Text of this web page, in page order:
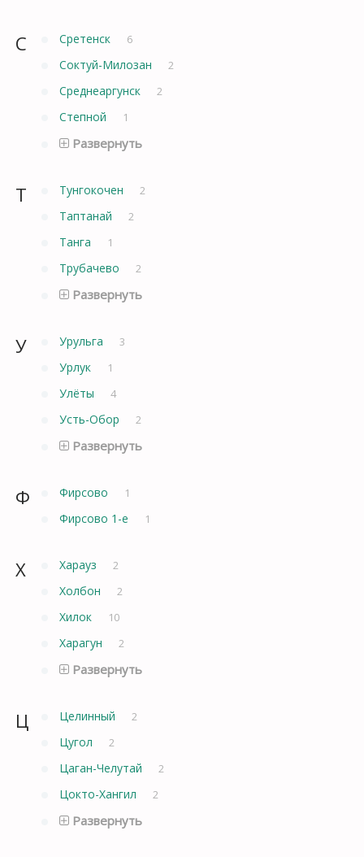
С Сретенск 6
Соктуй-Милозан 2
Среднеаргунск 2
Степной 1
Развернуть
Т Тунгокочен 2
Таптанай 2
Танга 1
Трубачево 2
Развернуть
У Урульга 3
Урлук 1
Улёты 4
Усть-Обор 2
Развернуть
Ф Фирсово 1
Фирсово 1-е 1
Х Харауз 2
Холбон 2
Хилок 10
Харагун 2
Развернуть
Ц Целинный 2
Цугол 2
Цаган-Челутай 2
Цокто-Хангил 2
Развернуть